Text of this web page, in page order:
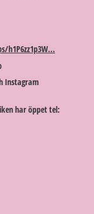
Instagram
har öppet tel: